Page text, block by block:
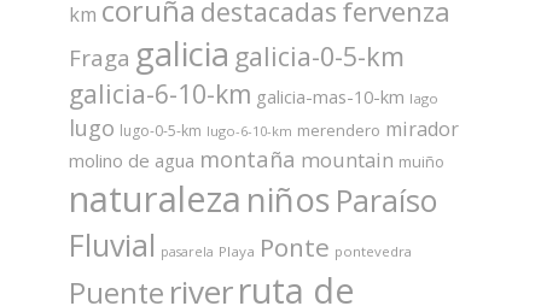
km coruña destacadas fervenza
Fraga galicia galicia-0-5-km
galicia-6-10-km galicia-mas-10-km lago
lugo lugo-0-5-km lugo-6-10-km merendero mirador
molino de agua montaña mountain muiño
naturaleza niños Paraíso
Fluvial pasarela Playa Ponte pontevedra
Puente riverruta de